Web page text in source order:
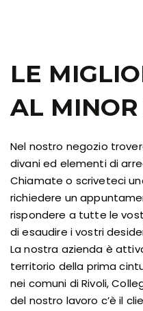
LE
AL
Nel nostro negozio
divani ed elementi di
Chiamate o scriveteci
richiedere un
rispondere a tutte le
di esaudire i vostri
La nostra azienda è
territorio della prima
nei comuni di Rivoli,
del nostro lavoro c’è il